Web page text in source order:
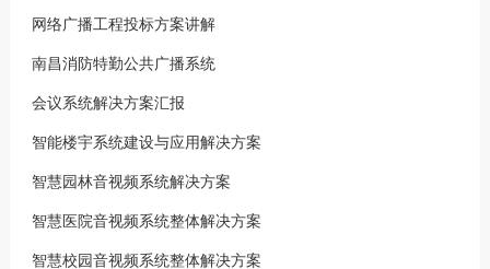
网络广播工程投标方案讲解
南昌消防特勤公共广播系统
会议系统解决方案汇报
智能楼宇系统建设与应用解决方案
智慧园林音视频系统解决方案
智慧医院音视频系统整体解决方案
智慧校园音视频系统整体解决方案